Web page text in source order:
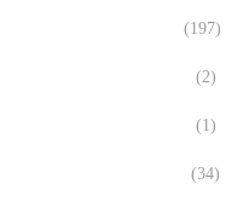
(197)
(2)
(1)
(34)